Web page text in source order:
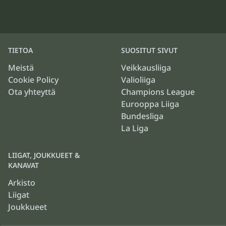
TIETOA
Meistä
Cookie Policy
Ota yhteyttä
SUOSITUT SIVUT
Veikkausliiga
Valioliiga
Champions League
Eurooppa Liiga
Bundesliga
La Liga
LIIGAT, JOUKKUEET &
KANAVAT
Arkisto
Liigat
Joukkueet